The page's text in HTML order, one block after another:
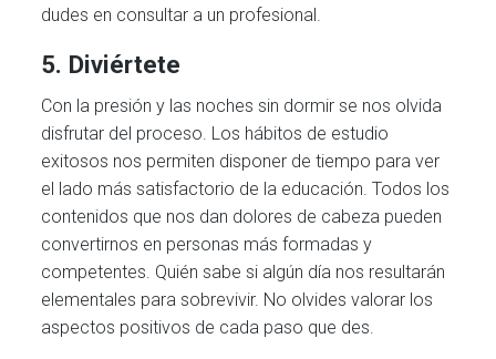
dudes en consultar a un profesional.
5. Diviértete
Con la presión y las noches sin dormir se nos olvida
disfrutar del proceso. Los hábitos de estudio
exitosos nos permiten disponer de tiempo para ver
el lado más satisfactorio de la educación. Todos los
contenidos que nos dan dolores de cabeza pueden
convertirnos en personas más formadas y
competentes. Quién sabe si algún día nos resultarán
elementales para sobrevivir. No olvides valorar los
aspectos positivos de cada paso que des.